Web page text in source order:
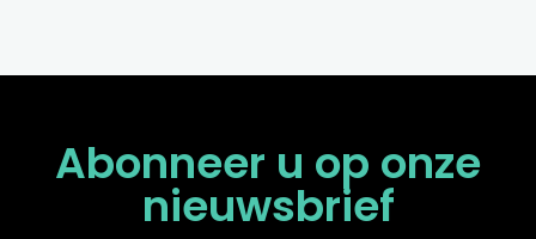
Abonneer u op onze
nieuwsbrief